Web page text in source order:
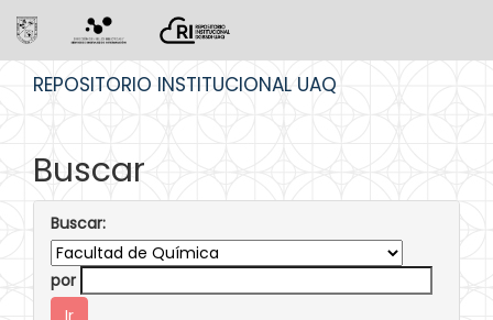
REPOSITORIO INSTITUCIONAL UAQ
Buscar
Buscar:
por